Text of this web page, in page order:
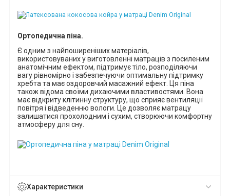
Ортопедична піна.
Є одним з найпоширеніших матеріалів,
використовуваних у виготовленні матраців з посиленим
анатомічним ефектом, підтримує тіло, розподіляючи
вагу рівномірно і забезпечуючи оптимальну підтримку
хребта та має оздоровчий масажний ефект. Ця піна
також відома своїми дихаючими властивостями. Вона
має відкриту клітинну структуру, що сприяє вентиляції
повітря і відведенню вологи. Це дозволяє матрацу
залишатися прохолодним і сухим, створюючи комфортну
атмосферу для сну.
Характеристики